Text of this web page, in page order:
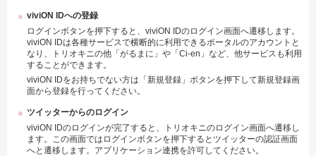
viviON IDへの登録
ログインボタンを押下すると、viviON IDのログイン画面へ遷移します。
viviON IDは各種サービスで横断的に利用できるポータルのアカウントと
なり、トリオキニの他「がるまに」や「Ci-en」など、他サービスも利用
することができます。
viviON IDをお持ちでない方は「新規登録」ボタンを押下して新規登録画
面から登録を行ってください。
ツイッターからのログイン
viviON IDのログインが完了すると、トリオキニのログイン画面へ遷移し
ます。この画面ではログインボタンを押下するとツイッターの認証画面
へと遷移します。アプリケーション連携を許可してください。